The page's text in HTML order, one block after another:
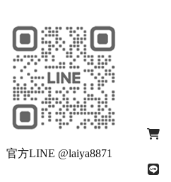
官方LINE @laiya8871